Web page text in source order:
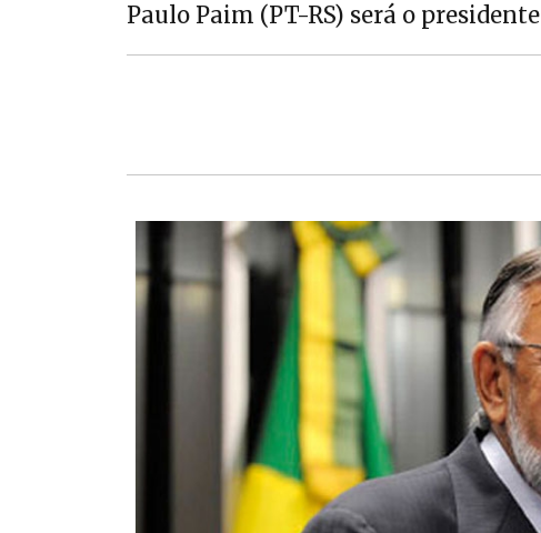
Paulo Paim (PT-RS) será o presidente